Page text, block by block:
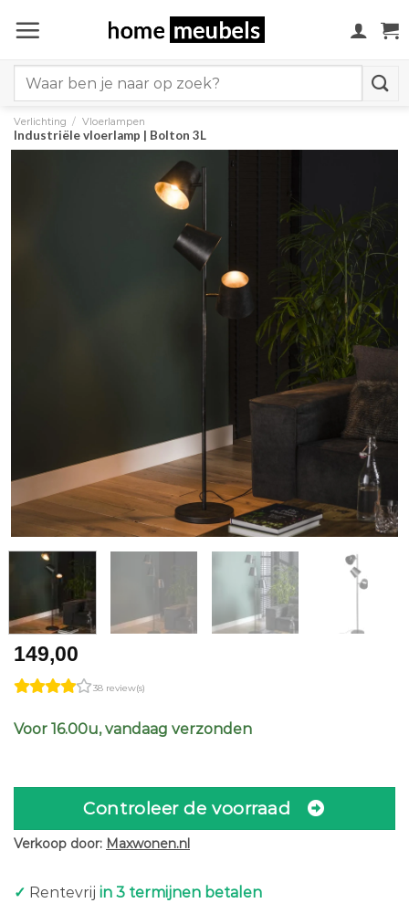
naar
for:
Verlichting / Vloerlampen
Industriële vloerlamp | Bolton 3L
149,00
38 review(s)
Voor 16.00u, vandaag verzonden
Controleer de voorraad
Verkoop door: Maxwonen.nl
✓ Rentevrij in 3 termijnen betalen